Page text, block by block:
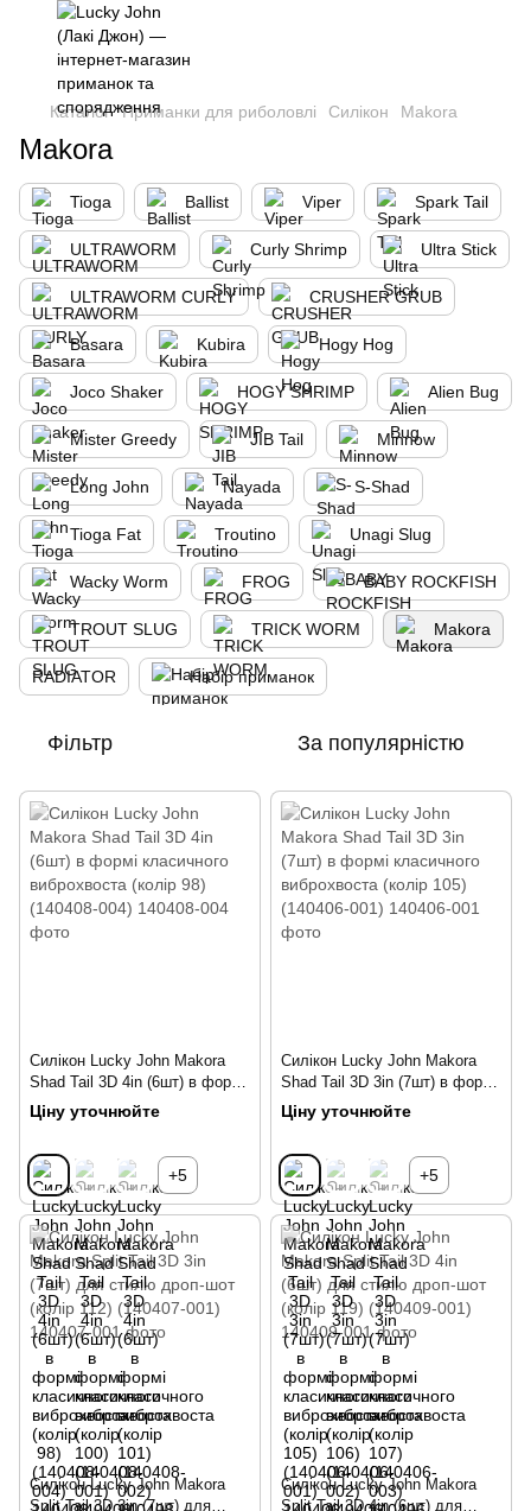
Каталог Приманки для риболовлі Силікон Makora
Makora
Tioga Ballist Viper Spark Tail
ULTRAWORM Curly Shrimp Ultra Stick
ULTRAWORM CURLY CRUSHER GRUB
Basara Kubira Hogy Hog
Joco Shaker HOGY SHRIMP Alien Bug
Mister Greedy JIB Tail Minnow
Long John Nayada S-Shad
Tioga Fat Troutino Unagi Slug
Wacky Worm FROG BABY ROCKFISH
TROUT SLUG TRICK WORM Makora
RADIATOR Набір приманок
Фільтр За популярністю
Силікон Lucky John Makora
Shad Tail 3D 4in (6шт) в формі
класичного виброхвоста
(колір 98) (140408-004)
Ціну уточнюйте
+5
Силікон Lucky John Makora
Shad Tail 3D 3in (7шт) в формі
класичного виброхвоста
(колір 105) (140406-001)
Ціну уточнюйте
+5
Силікон Lucky John Makora
Split Tail 3D 3in (7шт) для
Силікон Lucky John Makora
Split Tail 3D 4in (6шт) для